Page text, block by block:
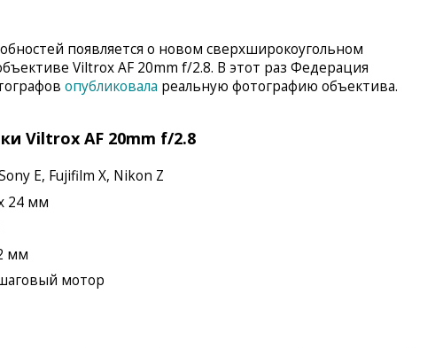
появляется о новом сверхширокоугольном
Viltrox AF 20mm f/2.8. В этот раз Федерация
опубликовала реальную фотографию объектива.
Viltrox AF 20mm f/2.8
E, Fujifilm X, Nikon Z
24 мм
мм
мотор